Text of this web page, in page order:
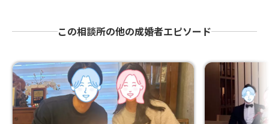
この相談所の他の成婚者エピソード